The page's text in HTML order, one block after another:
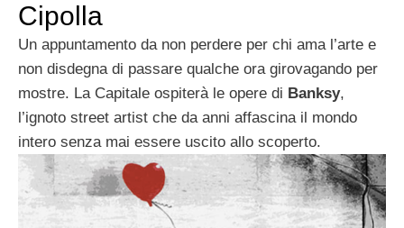
Cipolla
Un appuntamento da non perdere per chi ama l’arte e
non disdegna di passare qualche ora girovagando per
mostre. La Capitale ospiterà le opere di Banksy,
l’ignoto street artist che da anni affascina il mondo
intero senza mai essere uscito allo scoperto.